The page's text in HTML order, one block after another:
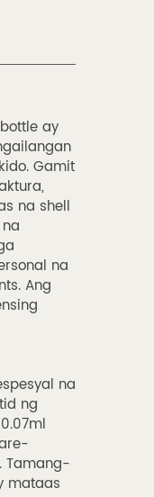
ay
Gamit
na shell
na
Ang
na
ng
Tamang-
mataas